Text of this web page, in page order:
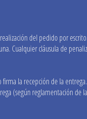
del pedido por
Cualquier cláusula de
la recepción de la
(según reglamentación